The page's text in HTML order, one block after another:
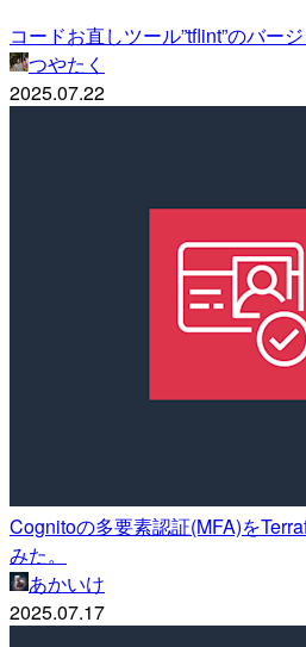
コードお直しツール”tflint”のバー
つやたく
2025.07.22
Cognitoの多要素認証(MFA)を
みた。
あかいけ
2025.07.17